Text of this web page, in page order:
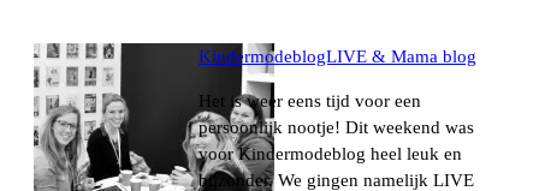
KindermodeblogLIVE & Mama blog
Het is weer eens tijd voor een
persoonlijk nootje! Dit weekend was
voor Kindermodeblog heel leuk en
bijzonder. We gingen namelijk LIVE